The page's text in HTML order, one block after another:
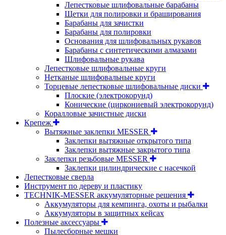
Лепестковые шлифовальные барабаны
Щетки для полировки и браширования
Барабаны для зачистки
Барабаны для полировки
Основания для шлифовальных рукавов
Барабаны с синтетическими алмазами
Шлифовальные рукава
Лепестковые шлифовальные круги
Нетканые шлифовальные круги
Торцевые лепестковые шлифовальные диски
Плоские (электрокорунд)
Конические (циркониевый электрокорунд)
Коралловые зачистные диски
Крепеж
Вытяжные заклепки MESSER
Заклепки вытяжные открытого типа
Заклепки вытяжные закрытого типа
Заклепки резьбовые MESSER
Заклепки цилиндрические с насечкой
Лепестковые сверла
Инструмент по дереву и пластику
TECHNIK-MESSER аккумуляторные решения
Аккумуляторы для кемпинга, охоты и рыбалки
Аккумуляторы в защитных кейсах
Полезные аксессуары
Пылесборные мешки